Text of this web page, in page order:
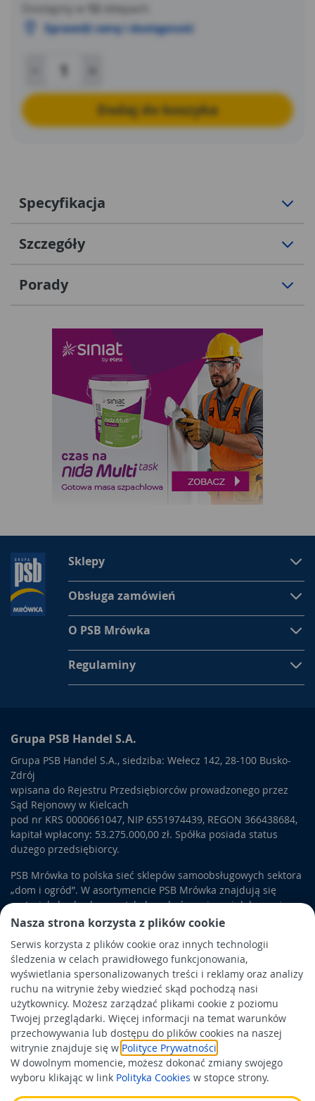
Nasza strona korzysta z plików cookie
Serwis korzysta z plików cookie oraz innych technologii
śledzenia w celach prawidłowego funkcjonowania,
wyświetlania spersonalizowanych treści i reklamy oraz analizy
ruchu na witrynie żeby wiedzieć skąd pochodzą nasi
użytkownicy. Możesz zarządzać plikami cookie z poziomu
Twojej przeglądarki. Więcej informacji na temat warunków
przechowywania lub dostępu do plików cookies na naszej
witrynie znajduje się w Polityce Prywatności
W dowolnym momencie, możesz dokonać zmiany swojego
wyboru klikając w link Polityka Cookies w stopce strony.
Dostępny w
sklepach
Sprawdź cenę i dostępność
Dodaj do koszyka
Specyfikacja
Szczegóły
Porady
Sklepy
Obsługa zamówień
O PSB Mrówka
Regulaminy
Grupa PSB Handel S.A.
Grupa PSB Handel S.A., siedziba: Wełecz 142, 28-100 Busko-
Zdrój
wpisana do Rejestru Przedsiębiorców prowadzonego przez
Sąd Rejonowy w Kielcach
pod nr KRS 0000661047, NIP 6551974439, REGON 366438684,
kapitał wpłacony: 53.275.000,00 zł. Spółka posiada status
dużego przedsiębiorcy.
PSB Mrówka to polska sieć sklepów samoobsługowych sektora
„dom i ogród”. W asortymencie PSB Mrówka znajdują się
materiały budowlane, artykuły wykończeniowe i dekoracyjne,
wyposażenie łazienek i kuchni, elektronarzędzia, a także
artykuły związane z ogrodem i otoczeniem domu.
Obowiązek informacyjny
Polityka prywatności
Polityka Cookies
Odbiór zużytego sprzętu
Wspierają nas: